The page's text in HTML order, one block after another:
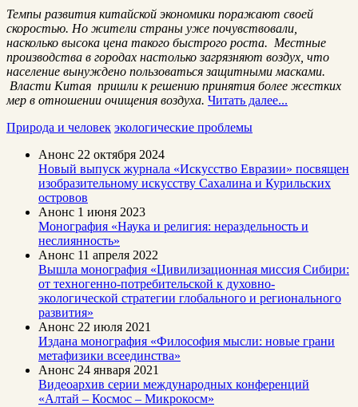
Темпы развития китайской экономики поражают своей
скоростью. Но жители страны уже почувствовали,
насколько высока цена такого быстрого роста. Местные
производства в городах настолько загрязняют воздух, что
население вынуждено пользоваться защитными масками.
Власти Китая пришли к решению принятия более жестких
мер в отношении очищения воздуха. Читать далее...
Природа и человек экологические проблемы
Анонс 22 октября 2024
Новый выпуск журнала «Искусство Евразии» посвящен
изобразительному искусству Сахалина и Курильских
островов
Анонс 1 июня 2023
Монография «Наука и религия: нераздельность и
неслиянность»
Анонс 11 апреля 2022
Вышла монография «Цивилизационная миссия Сибири:
от техногенно-потребительской к духовно-
экологической стратегии глобального и регионального
развития»
Анонс 22 июля 2021
Издана монография «Философия мысли: новые грани
метафизики всеединства»
Анонс 24 января 2021
Видеоархив серии международных конференций
«Алтай – Космос – Микрокосм»